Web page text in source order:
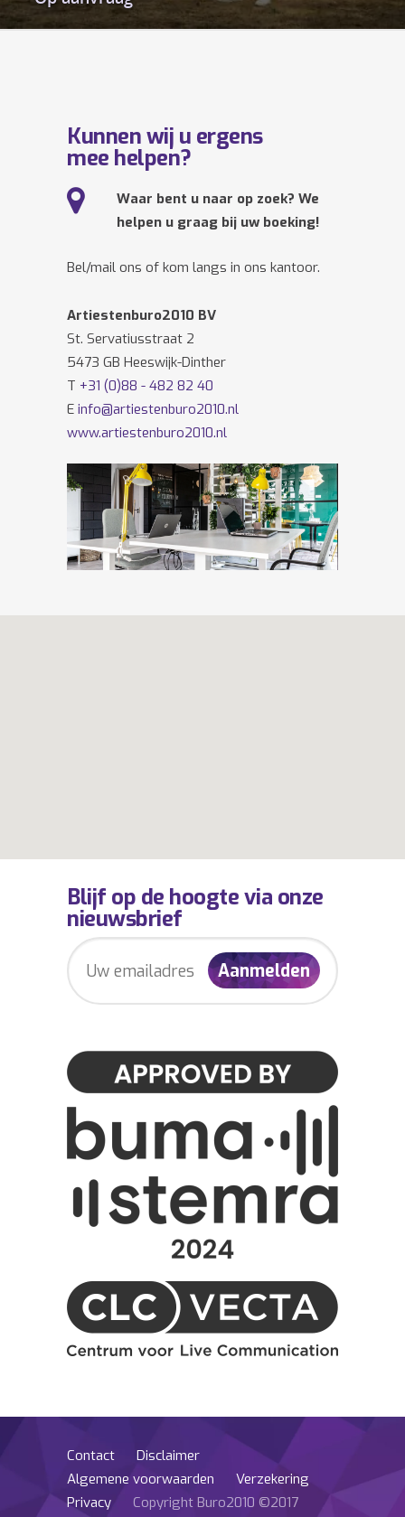
Kunnen wij u ergens
mee helpen?
Waar bent u naar op zoek? We
helpen u graag bij uw boeking!
Bel/mail ons of kom langs in ons kantoor.
Artiestenburo2010 BV
St. Servatiusstraat 2
5473 GB Heeswijk-Dinther
T +31 (0)88 - 482 82 40
E info@artiestenburo2010.nl
www.artiestenburo2010.nl
Volg ons ook opFacebookenTwitter
Blijf op de hoogte via onze
nieuwsbrief
Contact
Disclaimer
Algemene voorwaarden
Verzekering
Privacy
Copyright Buro2010 ©2017